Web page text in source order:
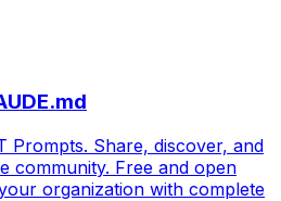
Prompts. Share, discover, and
community. Free and open
organization with complete